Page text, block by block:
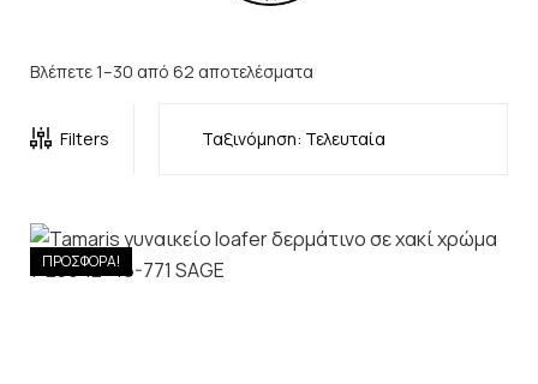
Βλέπετε 1–30 από 62 αποτελέσματα
Filters
ΠΡΟΣΦΟΡΑ!